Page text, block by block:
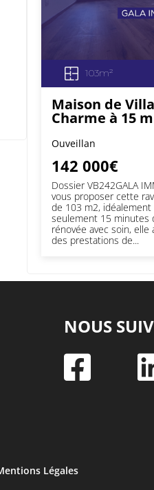
103m²
Maison de
Charme à 15
Ouveillan
142 000€
Dossier VB242GALA
vous proposer cette
de 103 m2, idéalement
seulement 15 minutes
rénovée avec soin,
des prestations de...
NOUS

Légales